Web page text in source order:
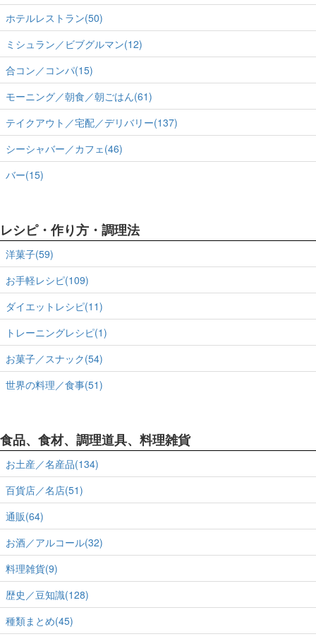
ホテルレストラン(50)
ミシュラン／ビブグルマン(12)
合コン／コンパ(15)
モーニング／朝食／朝ごはん(61)
テイクアウト／宅配／デリバリー(137)
シーシャバー／カフェ(46)
バー(15)
レシピ・作り方・調理法
洋菓子(59)
お手軽レシピ(109)
ダイエットレシピ(11)
トレーニングレシピ(1)
お菓子／スナック(54)
世界の料理／食事(51)
食品、食材、調理道具、料理雑貨
お土産／名産品(134)
百貨店／名店(51)
通販(64)
お酒／アルコール(32)
料理雑貨(9)
歴史／豆知識(128)
種類まとめ(45)